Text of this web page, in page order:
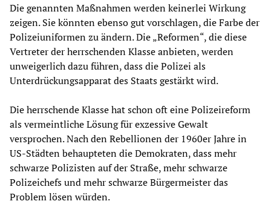
Die genannten Maßnahmen werden keinerlei Wirkung
zeigen. Sie könnten ebenso gut vorschlagen, die Farbe der
Polizeiuniformen zu ändern. Die „Reformen“, die diese
Vertreter der herrschenden Klasse anbieten, werden
unweigerlich dazu führen, dass die Polizei als
Unterdrückungsapparat des Staats gestärkt wird.
Die herrschende Klasse hat schon oft eine Polizeireform
als vermeintliche Lösung für exzessive Gewalt
versprochen. Nach den Rebellionen der 1960er Jahre in
US-Städten behaupteten die Demokraten, dass mehr
schwarze Polizisten auf der Straße, mehr schwarze
Polizeichefs und mehr schwarze Bürgermeister das
Problem lösen würden.